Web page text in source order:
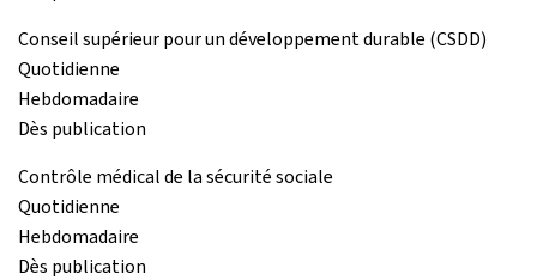
Conseil supérieur pour un développement durable (CSDD)
Quotidienne
Hebdomadaire
Dès publication
Contrôle médical de la sécurité sociale
Quotidienne
Hebdomadaire
Dès publication